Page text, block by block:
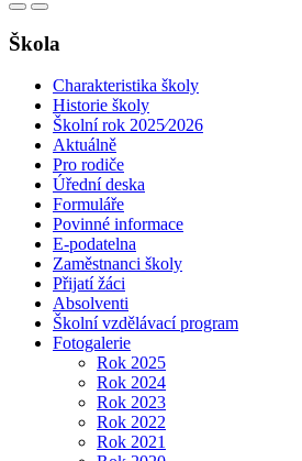
Škola
Charakteristika školy
Historie školy
Školní rok 2025⁄2026
Aktuálně
Pro rodiče
Úřední deska
Formuláře
Povinné informace
E-podatelna
Zaměstnanci školy
Přijatí žáci
Absolventi
Školní vzdělávací program
Fotogalerie
Rok 2025
Rok 2024
Rok 2023
Rok 2022
Rok 2021